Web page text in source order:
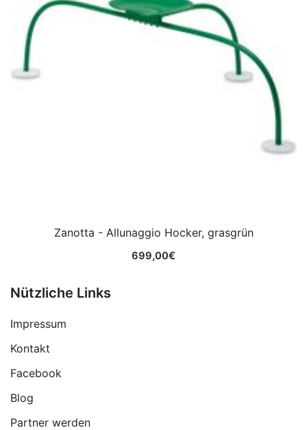
Zanotta - Allunaggio Hocker, grasgrün
699,00€
Nützliche Links
Impressum
Kontakt
Facebook
Blog
Partner werden